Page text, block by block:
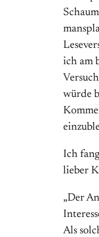
ich am
würde
Ich
lieber
„Der
Als